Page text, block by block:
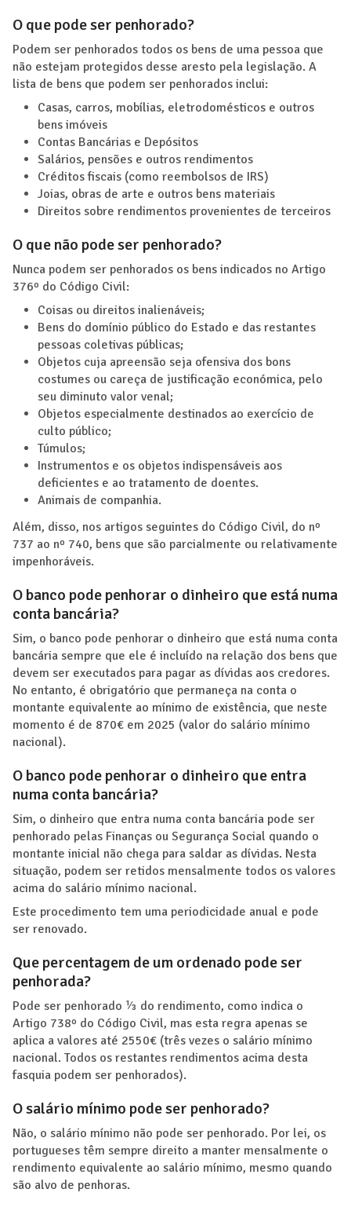
O que pode ser penhorado?
Podem ser penhorados todos os bens de uma pessoa que
não estejam protegidos desse aresto pela legislação. A
lista de bens que podem ser penhorados inclui:
Casas, carros, mobílias, eletrodomésticos e outros
bens imóveis
Contas Bancárias e Depósitos
Salários, pensões e outros rendimentos
Créditos fiscais (como reembolsos de IRS)
Joias, obras de arte e outros bens materiais
Direitos sobre rendimentos provenientes de terceiros
O que não pode ser penhorado?
Nunca podem ser penhorados os bens indicados no Artigo
376º do Código Civil:
Coisas ou direitos inalienáveis;
Bens do domínio público do Estado e das restantes
pessoas coletivas públicas;
Objetos cuja apreensão seja ofensiva dos bons
costumes ou careça de justificação económica, pelo
seu diminuto valor venal;
Objetos especialmente destinados ao exercício de
culto público;
Túmulos;
Instrumentos e os objetos indispensáveis aos
deficientes e ao tratamento de doentes.
Animais de companhia.
Além, disso, nos artigos seguintes do Código Civil, do nº
737 ao nº 740, bens que são parcialmente ou relativamente
impenhoráveis.
O banco pode penhorar o dinheiro que está numa
conta bancária?
Sim, o banco pode penhorar o dinheiro que está numa conta
bancária sempre que ele é incluído na relação dos bens que
devem ser executados para pagar as dívidas aos credores.
No entanto, é obrigatório que permaneça na conta o
montante equivalente ao mínimo de existência, que neste
momento é de 870€ em 2025 (valor do salário mínimo
nacional).
O banco pode penhorar o dinheiro que entra
numa conta bancária?
Sim, o dinheiro que entra numa conta bancária pode ser
penhorado pelas Finanças ou Segurança Social quando o
montante inicial não chega para saldar as dívidas. Nesta
situação, podem ser retidos mensalmente todos os valores
acima do salário mínimo nacional.
Este procedimento tem uma periodicidade anual e pode
ser renovado.
Que percentagem de um ordenado pode ser
penhorada?
Pode ser penhorado ⅓ do rendimento, como indica o
Artigo 738º do Código Civil, mas esta regra apenas se
aplica a valores até 2550€ (três vezes o salário mínimo
nacional. Todos os restantes rendimentos acima desta
fasquia podem ser penhorados).
O salário mínimo pode ser penhorado?
Não, o salário mínimo não pode ser penhorado. Por lei, os
portugueses têm sempre direito a manter mensalmente o
rendimento equivalente ao salário mínimo, mesmo quando
são alvo de penhoras.